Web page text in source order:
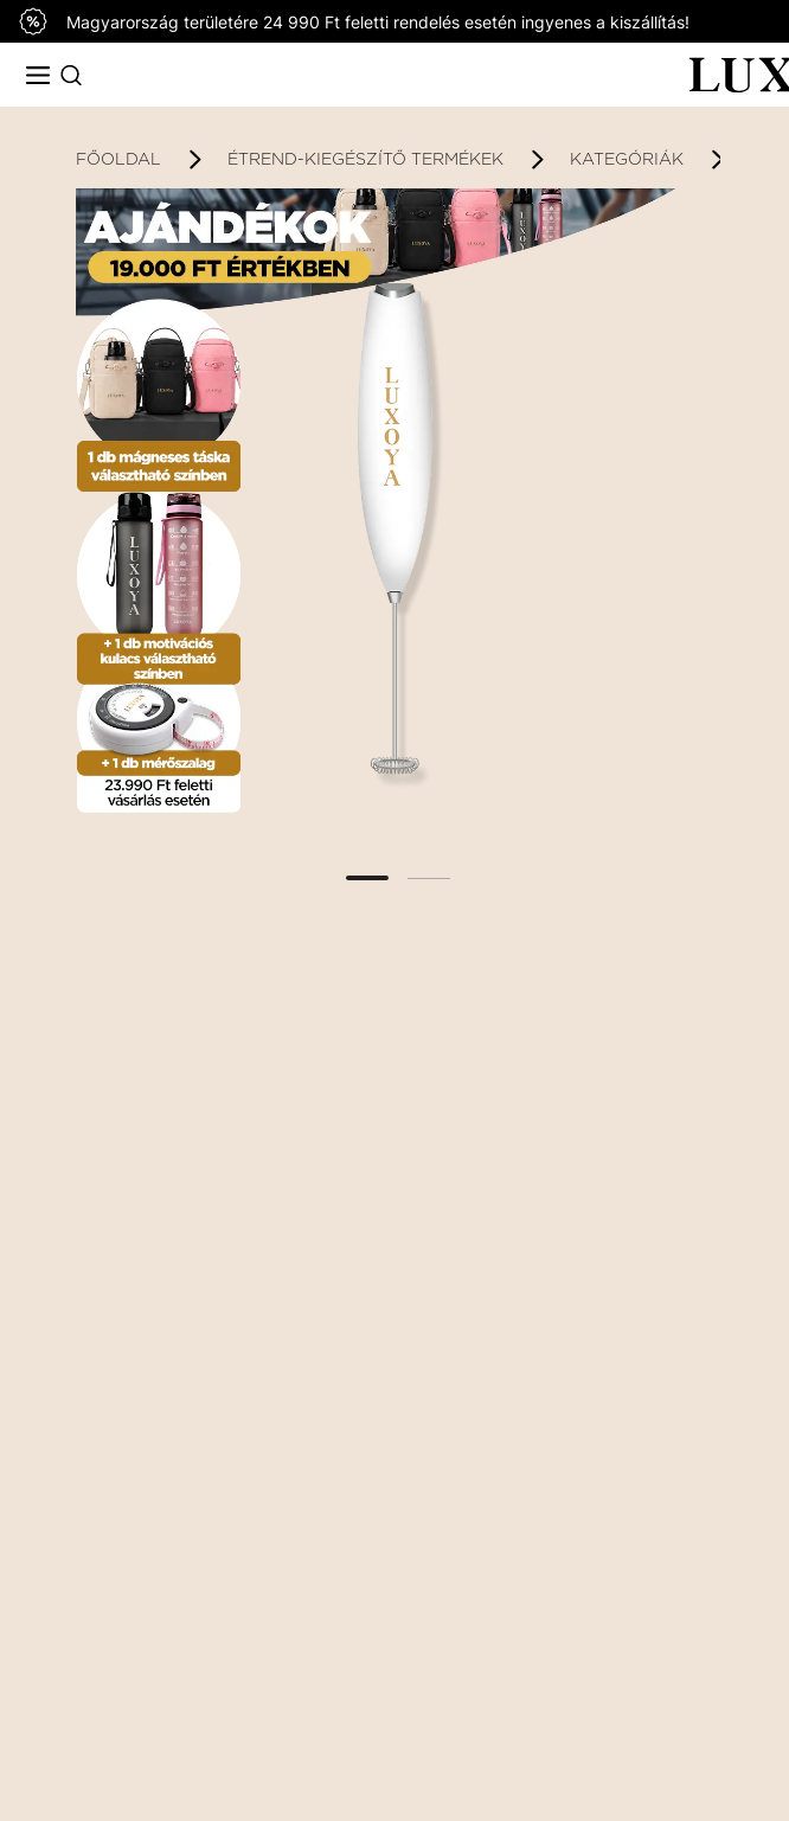
Magyarország területére 24 990 Ft feletti rendelés esetén ingyenes a kiszállítás!
FŐOLDAL ÉTREND-KIEGÉSZÍTŐ TERMÉKEK KATEGÓRIÁK